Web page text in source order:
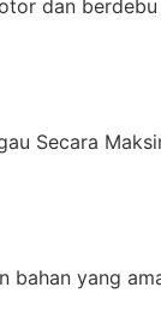
dan
Secara
yang